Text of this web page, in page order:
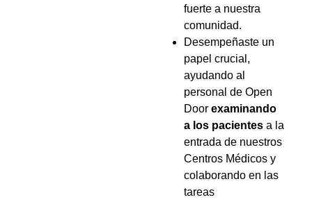
fuerte a nuestra
comunidad.
Desempeñaste un
papel crucial,
ayudando al
personal de Open
Door examinando
a los pacientes a la
entrada de nuestros
Centros Médicos y
colaborando en las
tareas